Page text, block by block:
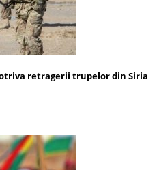
retragerii trupelor din Siria